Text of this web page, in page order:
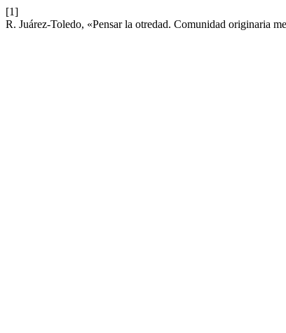
[1]
R. Juárez-Toledo, «Pensar la otredad. Comunidad originaria